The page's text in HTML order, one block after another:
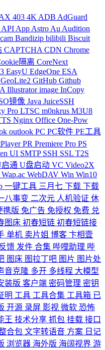
403 4K ADB AdGuard
API App Astro Au Audition
Bandizip bilibili Biscuit
CAPTCHA CDN Chrome
隔离 CoreNext
EasyU EdgeOne ESA
GeoLite2 GitHub Github
Illustratorimage InCopy
镜像 Java JuiceSSH
Pro LTSC m0nkrus M3U8
Nginx Office One-Pow
outlook PC PC软件 PE工具
PR Premiere Pro PS
UI SMTP SSH SSL T2S
通 U盘启动 VC Video2X
Wap.ac WebDAV Win Win10
一键工具 三月七 下载 下载
八事变 二次元 人机验证 休
携版 免广告 免授权 免费 兑
图床 初春短链 初春短链接
单机 卖片姐 博客 卞相壹
反馈 发件 合集 哔哩助理 哔
图床 图拉丁吧 图片 图片处
音克隆 多开 多线程 大模型
装版 客户端 密码管理 密钥
明 工具 工具合集 工具箱 已
开源 录屏 影视 微软 恐怖
王 技术分享 抓包 挂载 接口
合包 文字转语音 方案 日记
浏览器 海外版 海阔视界 游